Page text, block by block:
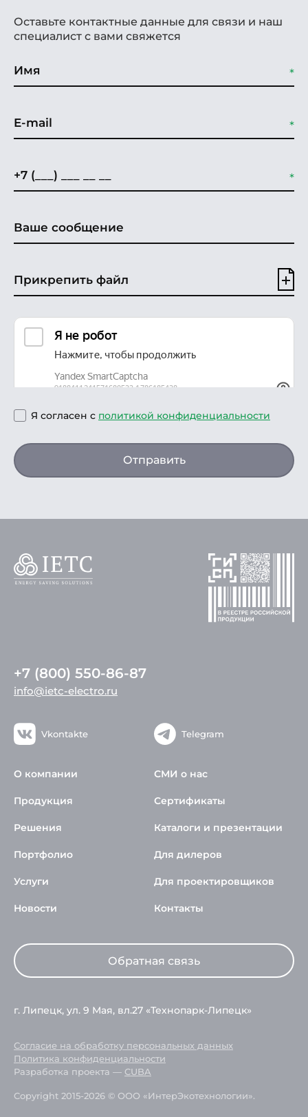
Оставьте контактные данные для связи и наш
специалист с вами свяжется
Прикрепить файл
Я согласен с политикой конфиденциальности
Отправить
+7 (800) 550-86-87
info@ietc-electro.ru
Vkontakte Telegram
О компании
Продукция
Решения
Портфолио
Услуги
Новости
СМИ о нас
Сертификаты
Каталоги и презентации
Для дилеров
Для проектировщиков
Контакты
Обратная связь
г. Липецк, ул. 9 Мая, вл.27 «Технопарк-Липецк»
Согласие на обработку персональных данных
Политика конфиденциальности
Разработка проекта — CUBA
Copyright 2015-2026 © ООО «ИнтерЭкотехнологии».